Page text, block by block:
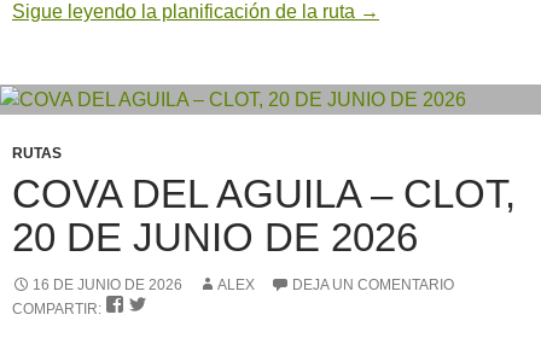
Sigue leyendo la planificación de la ruta →
RUTAS
COVA DEL AGUILA – CLOT,
20 DE JUNIO DE 2026
16 DE JUNIO DE 2026 ALEX
DEJA UN COMENTARIO
COMPARTIR:
 